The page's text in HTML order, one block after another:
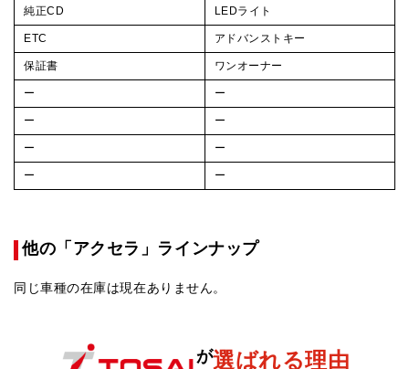
純正CD LEDライト
ETC アドバンストキー
保証書 ワンオーナー
ー ー
ー ー
ー ー
ー ー
他の「アクセラ」ラインナップ
同じ車種の在庫は現在ありません。
が選ばれる理由